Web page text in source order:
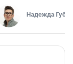
Надежда